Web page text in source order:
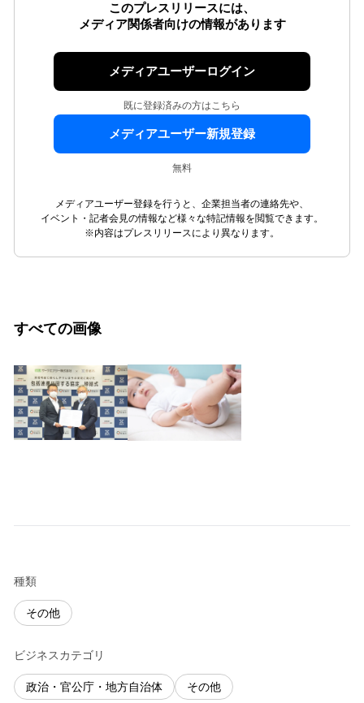
このプレスリリースには、
メディア関係者向けの情報があります
メディアユーザーログイン
既に登録済みの方はこちら
メディアユーザー新規登録
無料
メディアユーザー登録を行うと、企業担当者の連絡先や、
イベント・記者会見の情報など様々な特記情報を閲覧できます。
※内容はプレスリリースにより異なります。
すべての画像
種類
その他
ビジネスカテゴリ
政治・官公庁・地方自治体 その他